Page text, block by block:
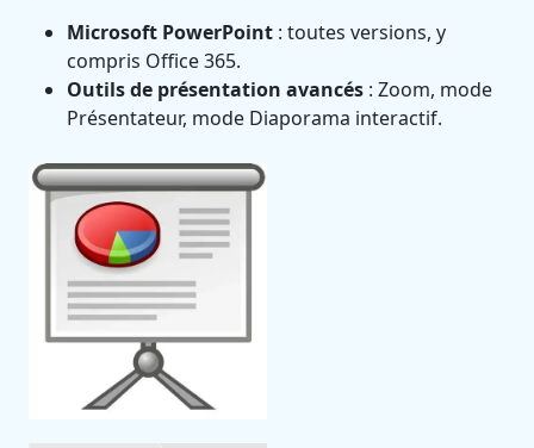
Microsoft PowerPoint : toutes versions, y
compris Office 365.
Outils de présentation avancés : Zoom, mode
Présentateur, mode Diaporama interactif.